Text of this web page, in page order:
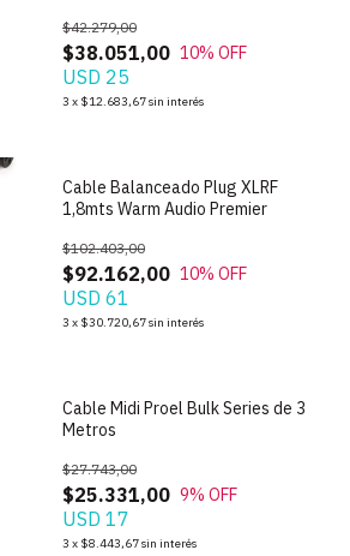
$38.051,00
$42.279,00
10% OFF
USD 25
3 x $12.683,67sin interés
Cable Balanceado Plug XLRF
1,8mts Warm Audio Premier
$92.162,00
$102.403,00
10% OFF
USD 61
3 x $30.720,67sin interés
Cable Midi Proel Bulk Series de 3
Metros
$25.331,00
$27.743,00
9% OFF
USD 17
3 x $8.443,67sin interés